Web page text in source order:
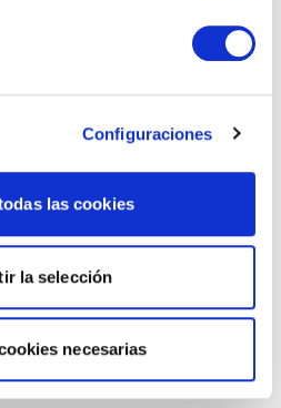
Configuraciones
las cookies
la selección
necesarias